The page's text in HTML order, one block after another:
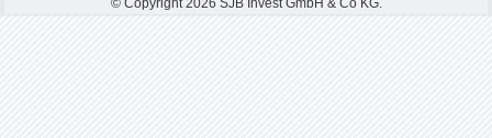
© Copyright 2026 SJB Invest GmbH & Co KG.